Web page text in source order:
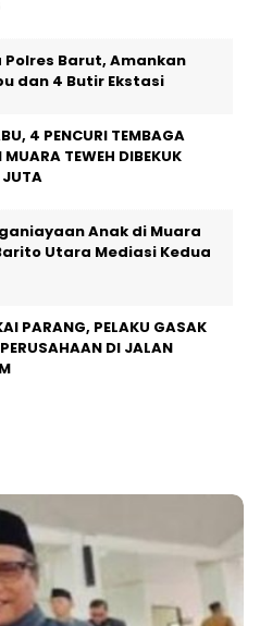
Barut, Amankan
dan 4 Butir Ekstasi
4 PENCURI TEMBAGA
TEWEH DIBEKUK
JUTA
Anak di Muara
Utara Mediasi Kedua
PARANG, PELAKU GASAK
DI JALAN